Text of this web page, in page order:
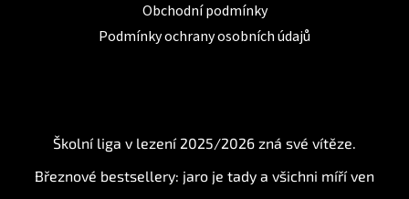
Obchodní podmínky
Podmínky ochrany osobních údajů
Školní liga v lezení 2025/2026 zná své vítěze.
Březnové bestsellery: jaro je tady a všichni míří ven